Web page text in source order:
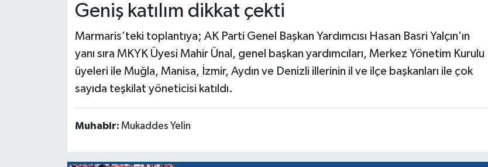
Geniş katılım dikkat çekti
Marmaris’teki toplantıya; AK Parti Genel Başkan Yardımcısı Hasan Basri Yalçın’ın
yanı sıra MKYK Üyesi Mahir Ünal, genel başkan yardımcıları, Merkez Yönetim Kurulu
üyeleri ile Muğla, Manisa, İzmir, Aydın ve Denizli illerinin il ve ilçe başkanları ile çok
sayıda teşkilat yöneticisi katıldı.
Muhabir: Mukaddes Yelin